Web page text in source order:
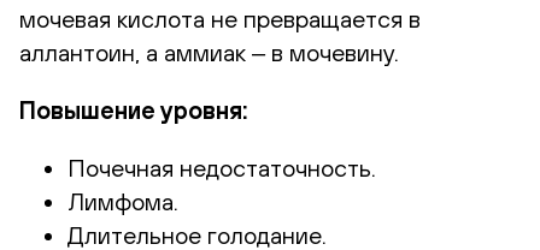
мочевая кислота не превращается в
аллантоин, а аммиак ‒ в мочевину.
Повышение уровня:
Почечная недостаточность.
Лимфома.
Длительное голодание.